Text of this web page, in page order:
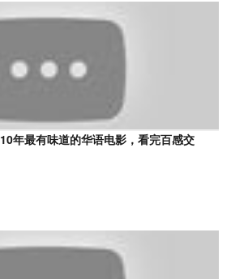
年最有味道的华语电影，看完百感交